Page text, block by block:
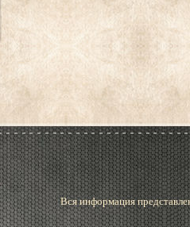
Вся информация